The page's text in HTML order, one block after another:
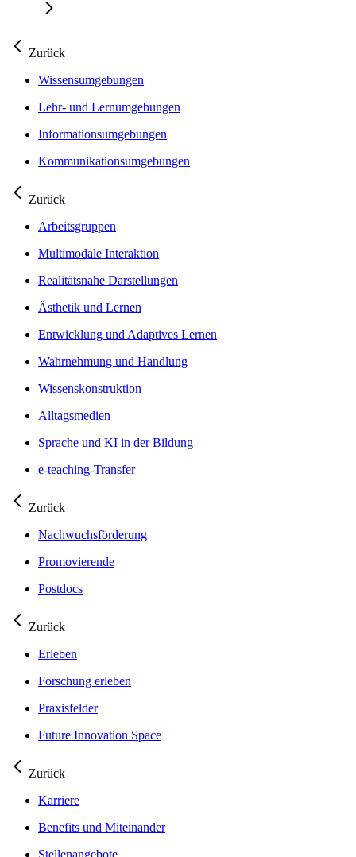
Zurück
Wissensumgebungen
Lehr- und Lernumgebungen
Informationsumgebungen
Kommunikationsumgebungen
Zurück
Arbeitsgruppen
Multimodale Interaktion
Realitätsnahe Darstellungen
Ästhetik und Lernen
Entwicklung und Adaptives Lernen
Wahrnehmung und Handlung
Wissenskonstruktion
Alltagsmedien
Sprache und KI in der Bildung
e-teaching-Transfer
Zurück
Nachwuchsförderung
Promovierende
Postdocs
Zurück
Erleben
Forschung erleben
Praxisfelder
Future Innovation Space
Zurück
Karriere
Benefits und Miteinander
Stellenangebote